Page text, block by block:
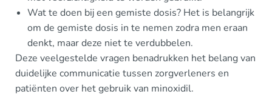
Wat te doen bij een gemiste dosis? Het is belangrijk
om de gemiste dosis in te nemen zodra men eraan
denkt, maar deze niet te verdubbelen.
Deze veelgestelde vragen benadrukken het belang van
duidelijke communicatie tussen zorgverleners en
patiënten over het gebruik van minoxidil.